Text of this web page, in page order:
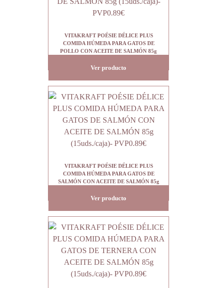
VITAKRAFT POÉSIE DÉLICE PLUS
COMIDA HÚMEDA PARA GATOS DE
POLLO CON ACEITE DE SALMÓN 85g
Ver producto
VITAKRAFT POÉSIE DÉLICE PLUS
COMIDA HÚMEDA PARA GATOS DE
SALMÓN CON ACEITE DE SALMÓN 85g
Ver producto